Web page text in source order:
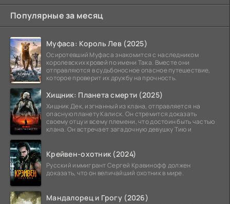
Популярные за месяц
Муфаса: Король Лев (2025)
Осиротевший Муфаса знакомится с наследником
королевских кровей по имени Така. Вместе они
отправляются в судьбоносное опасное путешествие,
которое проверит их дружбу на прочность.
Хищник: Планета смерти (2025)
Хищник Дек, изгнанный из клана, отправляется на
опасную планету Калиск. Он стремится доказать
своему отцу и всему племени, что достоин быть частью
клана. Он встречает загадочную девушку Тию и
Крейвен-охотник (2024)
Русский иммигрант Сергей Кравинофф должен
доказать, что он величайший охотник в мире.
Мандалорец и Грогу (2026)